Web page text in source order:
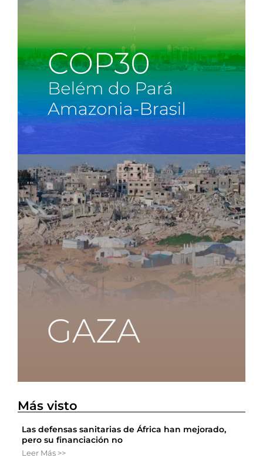
Más visto
Las defensas sanitarias de África han mejorado,
pero su financiación no
Leer Más >>